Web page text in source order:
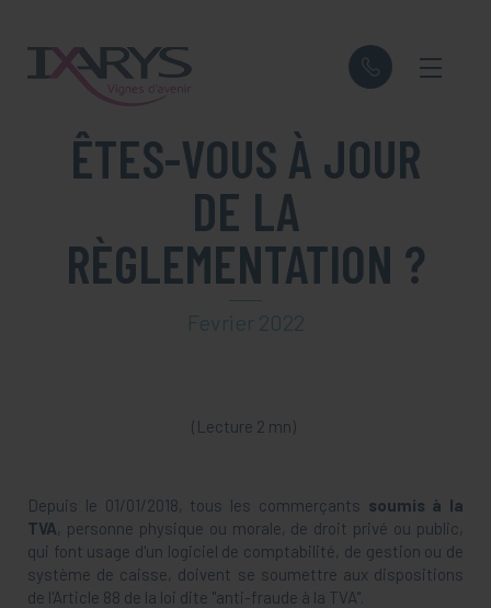
ÊTES-VOUS À JOUR
DE LA
RÈGLEMENTATION ?
Fevrier 2022
(Lecture 2 mn)
Depuis le 01/01/2018, tous les commerçants soumis à la
TVA , personne physique ou morale, de droit privé ou public,
qui font usage d'un logiciel de comptabilité, de gestion ou de
système de caisse, doivent se soumettre aux dispositions
de l'Article 88 de la loi dite "anti-fraude à la TVA".